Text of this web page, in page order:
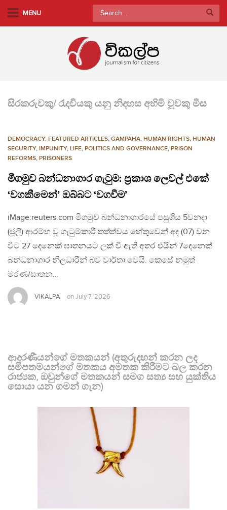
MENU
Search
for:
සිරකරුවකු/ රැදවියකු යනු නිදහස අහිමි වූවකු මිස
DEMOCRACY, FEATURED ARTICLES, GAMPAHA, HUMAN RIGHTS, HUMAN
SECURITY, IMPUNITY, LIFE, POLITICS AND GOVERNANCE, PRISON
REFORMS, PRISONERS
මීගමුව බන්ධනාගාර ගැටුම: ප්‍රකාශ ලෙවල් එකේ
‘වගකීමෙන්’ ඔබ්බට ‘වගවීම’
iMage:reuters.com මීගමුව බන්ධනාගාරයේ පසුගිය 5වනදා
(ජූලි) ආරම්භ වූ ගැටුම්කාරී තත්ත්වය හේතුවෙන් අද (07) වන
විට 27 දෙනෙක් ඝාතනයට ලක් වී ඇති අතර එයින් 7දෙනෙක්
බන්ධනාගාර නිලධාරීන් බව වාර්තා වෙයි. කෙසේ නමුත්
මරණ/ඝාතන…
VIKALPA on July 7, 2026
ආදරණීයන්ගේ මතකයන් (අතුරුදහන් කරන ලද
සමීපතමයන්ගේ මතකය අමතක කිරීමට බල කරන
රාජ්‍යක, ඔවුන්ගේ මතකයන් සමග සත්‍ය සහ යුක්තිය
සොයා යන ගමන් ගැන)